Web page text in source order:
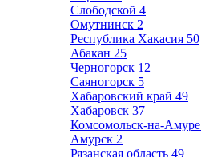
Слободской 4
Омутнинск 2
Республика Хакасия 50
Абакан 25
Черногорск 12
Саяногорск 5
Хабаровский край 49
Хабаровск 37
Комсомольск-на-Амуре
Амурск 2
Рязанская область 49